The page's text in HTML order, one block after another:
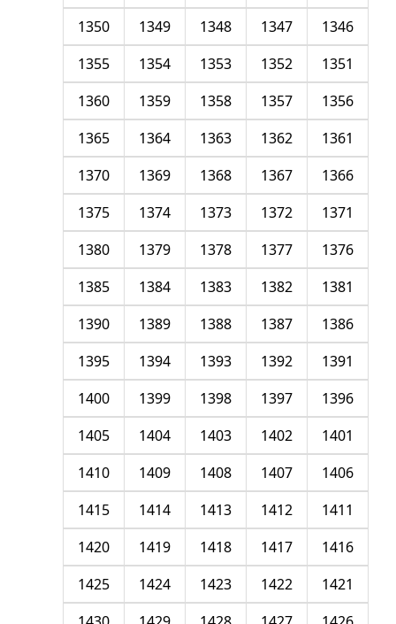
1346
1347
1348
1349
1350
1351
1352
1353
1354
1355
1356
1357
1358
1359
1360
1361
1362
1363
1364
1365
1366
1367
1368
1369
1370
1371
1372
1373
1374
1375
1376
1377
1378
1379
1380
1381
1382
1383
1384
1385
1386
1387
1388
1389
1390
1391
1392
1393
1394
1395
1396
1397
1398
1399
1400
1401
1402
1403
1404
1405
1406
1407
1408
1409
1410
1411
1412
1413
1414
1415
1416
1417
1418
1419
1420
1421
1422
1423
1424
1425